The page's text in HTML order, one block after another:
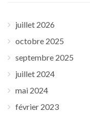
juillet 2026
octobre 2025
septembre 2025
juillet 2024
mai 2024
février 2023